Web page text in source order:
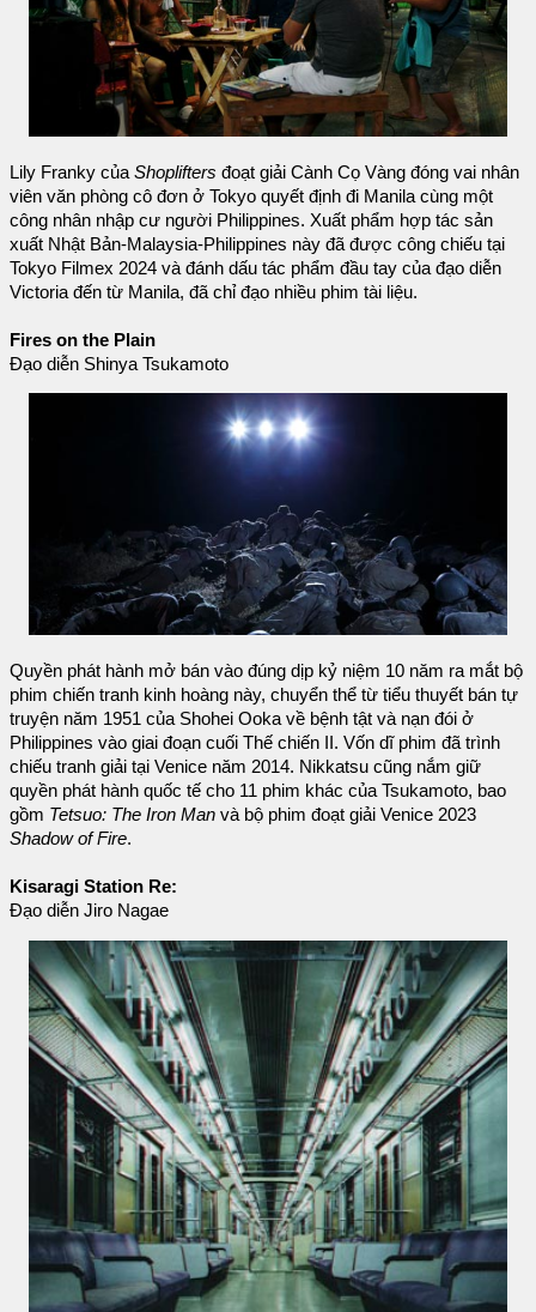
Lily Franky của Shoplifters đoạt giải Cành Cọ Vàng đóng vai nhân
viên văn phòng cô đơn ở Tokyo quyết định đi Manila cùng một
công nhân nhập cư người Philippines. Xuất phẩm hợp tác sản
xuất Nhật Bản-Malaysia-Philippines này đã được công chiếu tại
Tokyo Filmex 2024 và đánh dấu tác phẩm đầu tay của đạo diễn
Victoria đến từ Manila, đã chỉ đạo nhiều phim tài liệu.
Fires on the Plain
Đạo diễn Shinya Tsukamoto
Quyền phát hành mở bán vào đúng dịp kỷ niệm 10 năm ra mắt bộ
phim chiến tranh kinh hoàng này, chuyển thể từ tiểu thuyết bán tự
truyện năm 1951 của Shohei Ooka về bệnh tật và nạn đói ở
Philippines vào giai đoạn cuối Thế chiến II. Vốn dĩ phim đã trình
chiếu tranh giải tại Venice năm 2014. Nikkatsu cũng nắm giữ
quyền phát hành quốc tế cho 11 phim khác của Tsukamoto, bao
gồm Tetsuo: The Iron Man và bộ phim đoạt giải Venice 2023
Shadow of Fire.
Kisaragi Station Re:
Đạo diễn Jiro Nagae